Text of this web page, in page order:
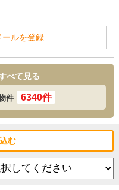
ールを登録
べて見る
件 6340件
む